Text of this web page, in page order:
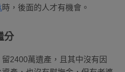
時，後面的人才有機會。
分
2400萬遺產，且其中沒有因